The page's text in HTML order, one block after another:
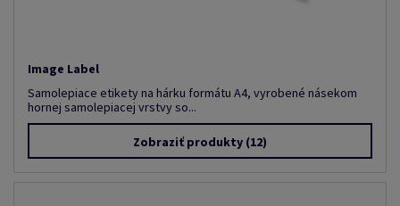
Image Label
Samolepiace etikety na hárku formátu A4, vyrobené násekom
hornej samolepiacej vrstvy so...
Zobraziť produkty (12)